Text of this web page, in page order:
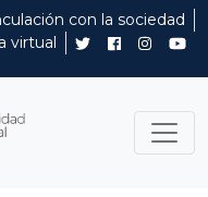
con la sociedad
virtual